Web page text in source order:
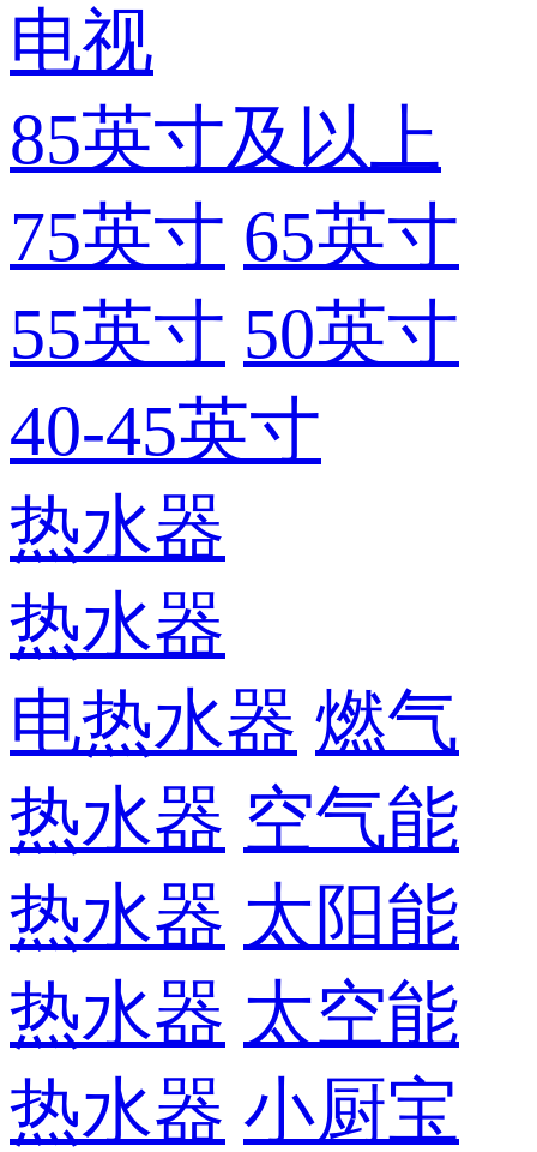
电视
85英寸及以上
75英寸 65英寸
55英寸 50英寸
40-45英寸
热水器
热水器
电热水器 燃气
热水器 空气能
热水器 太阳能
热水器 太空能
热水器 小厨宝